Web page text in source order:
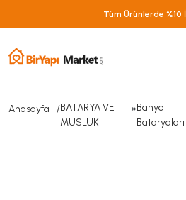
Tüm Ürünlerde %10
Anasayfa
BATARYA VE
MUSLUK
»Banyo
Bataryaları